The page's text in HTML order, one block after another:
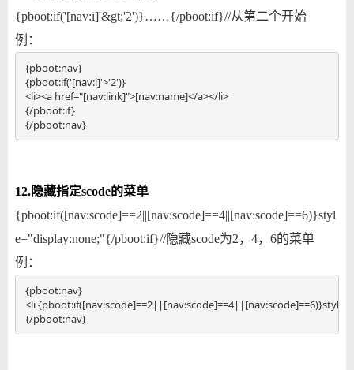
{pboot:if('[nav:i]'&gt;'2')}……{/pboot:if}//从第二个开始
例：
{pboot:nav}
{pboot:if('[nav:i]'>'2')}
<li><a href="[nav:link]">[nav:name]</a></li>
{/pboot:if}
{/pboot:nav}
12.隐藏指定scode的菜单
{pboot:if([nav:scode]==2||[nav:scode]==4||[nav:scode]==6)}styl
e="display:none;"{/pboot:if}//隐藏scode为2，4，6的菜单
例：
{pboot:nav}
<li
{/pboot:nav}